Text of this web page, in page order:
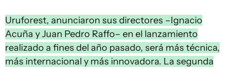
Uruforest, anunciaron sus directores –Ignacio
Acuña y Juan Pedro Raffo– en el lanzamiento
realizado a fines del año pasado, será más técnica,
más internacional y más innovadora. La segunda